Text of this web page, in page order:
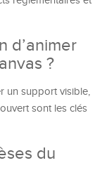
d’animer
?
un support visible,
sont les clés
du